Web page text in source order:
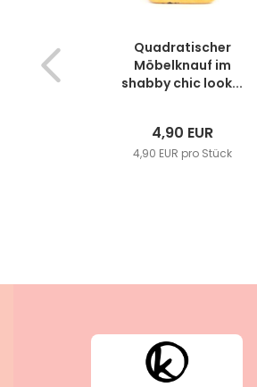
Quadratischer
Möbelknauf im
shabby chic look...
4,90 EUR
4,90 EUR pro Stück